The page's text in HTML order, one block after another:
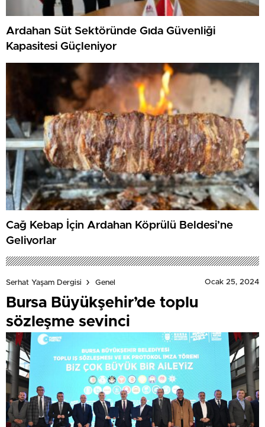
Ardahan Süt Sektöründe Gıda Güvenliği
Kapasitesi Güçleniyor
Cağ Kebap İçin Ardahan Köprülü Beldesi’ne
Geliyorlar
Serhat Yaşam Dergisi Genel Ocak 25, 2024
Bursa Büyükşehir’de toplu
sözleşme sevinci